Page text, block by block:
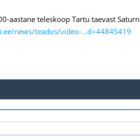
aastane teleskoop Tartu taevast
news/teadus/video-...d=44845419